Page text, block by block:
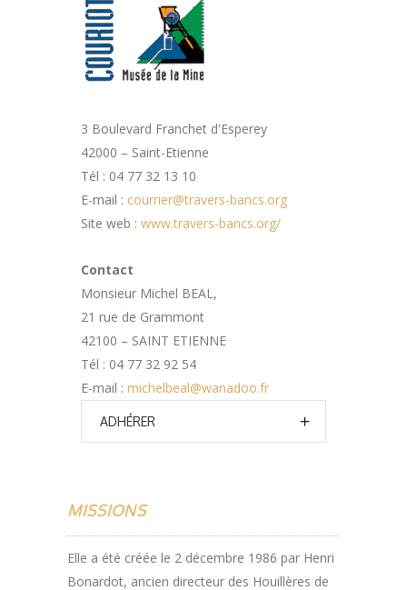
3 Boulevard Franchet d'Esperey
42000 – Saint-Etienne
Tél : 04 77 32 13 10
E-mail : courrier@travers-bancs.org
Site web : www.travers-bancs.org/
Contact
Monsieur Michel BEAL,
21 rue de Grammont
42100 – SAINT ETIENNE
Tél : 04 77 32 92 54
E-mail : michelbeal@wanadoo.fr
ADHÉRER
MISSIONS
Elle a été créée le 2 décembre 1986 par Henri
Bonardot, ancien directeur des Houillères de